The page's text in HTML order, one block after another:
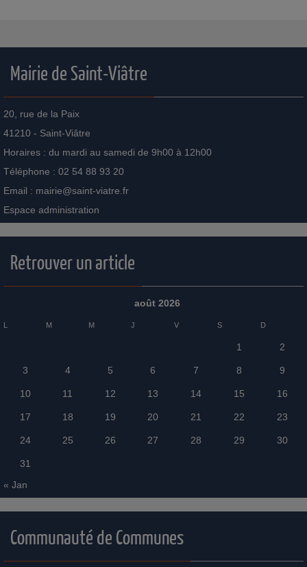
Mairie de Saint-Viâtre
20, rue de la Paix
41210 - Saint-Viâtre
Horaires : du mardi au samedi de 9h00 à 12h00
Téléphone : 02 54 88 93 20
Email : mairie@saint-viatre.fr
Espace administration
Retrouver un article
août 2026
L M M J V S D
1 2
3 4 5 6 7 8 9
10 11 12 13 14 15 16
17 18 19 20 21 22 23
24 25 26 27 28 29 30
31
« Jan
Communauté de Communes